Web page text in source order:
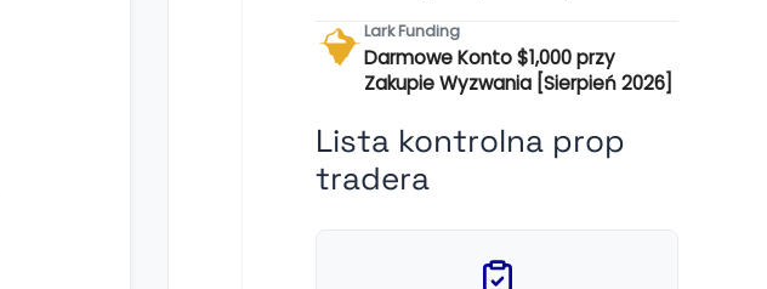
Lark Funding
Darmowe Konto $1,000 przy
Zakupie Wyzwania [Sierpień 2026]
Lista kontrolna prop
tradera